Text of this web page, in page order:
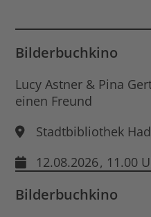
Bilderbuchkino
Lucy Astner & Pina
einen Freund
Stadtbibliothek
12.08.2026, 11.00
Bilderbuchkino